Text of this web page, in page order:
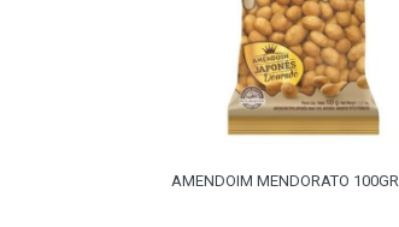
LATICINIOS
PET SHOP
AMENDOIM MENDORATO 100GR